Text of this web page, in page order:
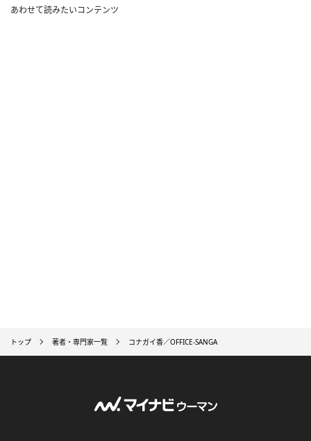
あわせて読みたいコンテンツ
トップ 著者・専門家一覧 コナガイ香／OFFICE-SANGA